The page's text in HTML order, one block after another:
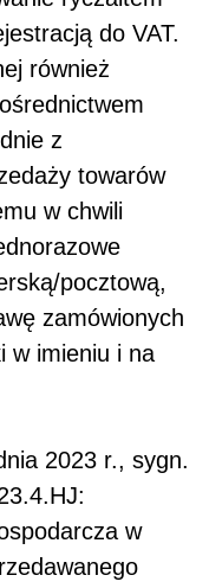
do VAT.
również
z
towarów
w chwili
pocztową,
zamówionych
w imieniu i na
2023 r., sygn.
w